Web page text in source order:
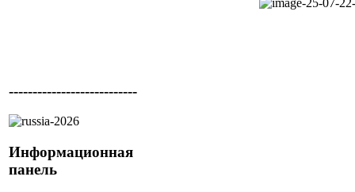
---------------------------
Информационная
панель